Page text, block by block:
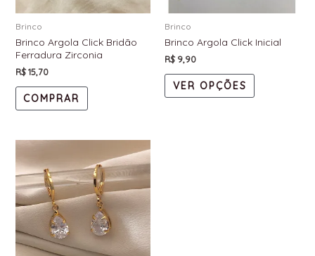
Brinco
Brinco Argola Click Bridão
Ferradura Zirconia
R$15,70
COMPRAR
Brinco
Brinco Argola Click Inicial
R$ 9,90
VER OPÇÕES